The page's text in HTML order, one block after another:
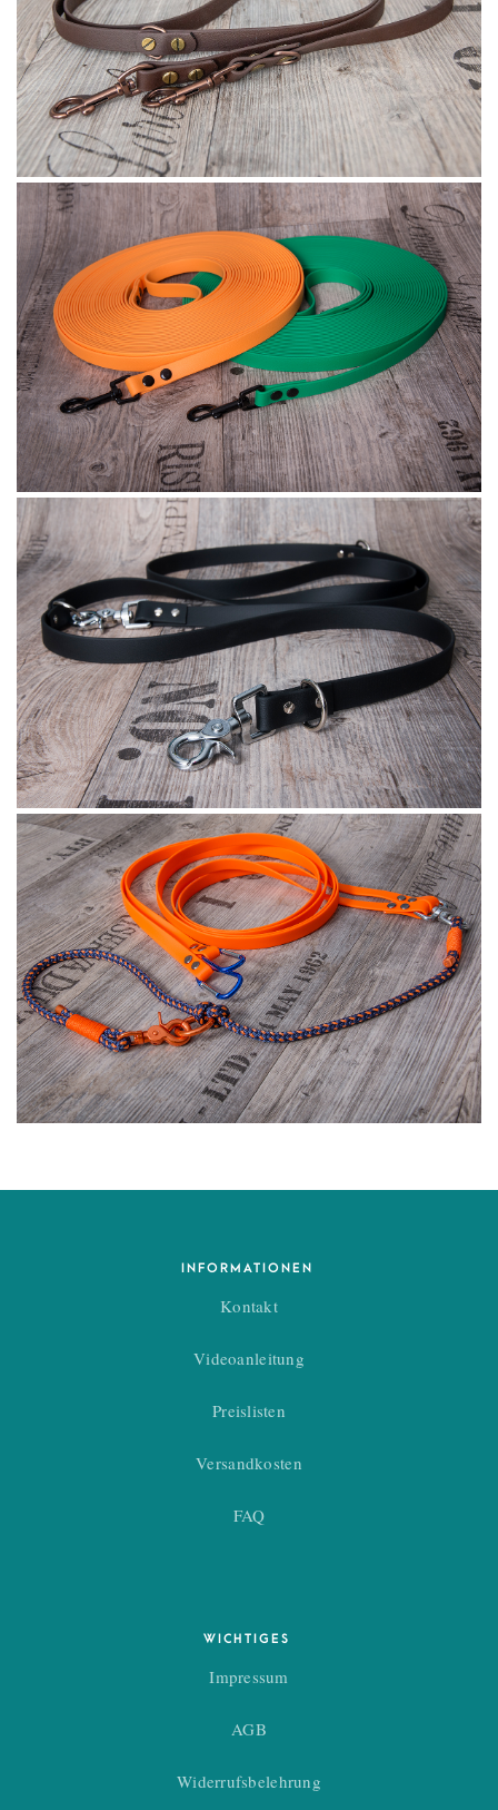
INFORMATIONEN
Kontakt
Videoanleitung
Preislisten
Versandkosten
FAQ
WICHTIGES
Impressum
AGB
Widerrufsbelehrung